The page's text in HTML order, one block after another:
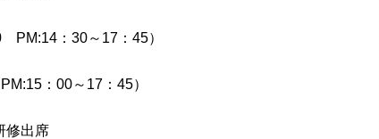
：30～17：45）
：00～17：45）
修出席